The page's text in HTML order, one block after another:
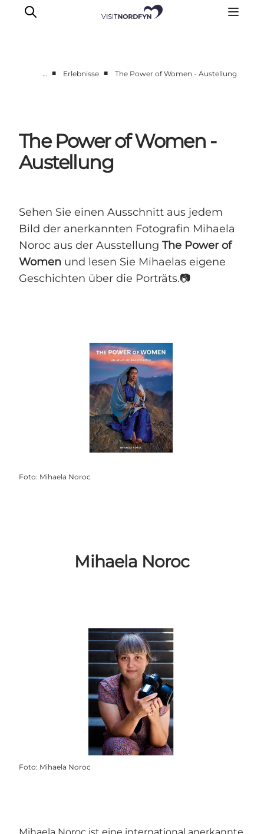
Essen und Trinken
Unterkünfte
Erlebnisbuchung
… ■ Erlebnisse ■ The Power of Women - Austellung
The Power of Women -
Austellung
Sehen Sie einen Ausschnitt aus jedem
Bild der anerkannten Fotografin Mihaela
Noroc aus der Ausstellung The Power of
Women und lesen Sie Mihaelas eigene
Geschichten über die Porträts.📷
Foto: Mihaela Noroc
Mihaela Noroc
Foto: Mihaela Noroc